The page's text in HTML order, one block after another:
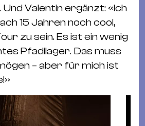
Valentin ergänzt: «Ich
15 Jahren noch cool,
zu sein. Es ist ein wenig
Pfadilager. Das muss
– aber für mich ist